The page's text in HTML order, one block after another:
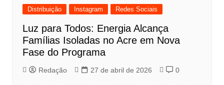
Distribuição Instagram Redes Sociais
Luz para Todos: Energia Alcança
Famílias Isoladas no Acre em Nova
Fase do Programa
Redação 27 de abril de 2026 0